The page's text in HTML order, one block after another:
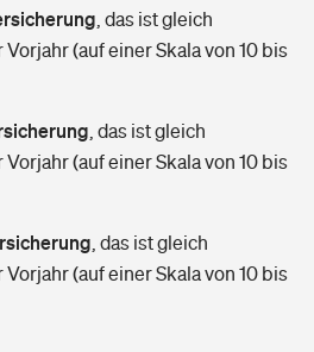
finden
Versicherer finden
das ist gleich
(auf einer Skala von 10 bis
das ist gleich
(auf einer Skala von 10 bis
das ist gleich
(auf einer Skala von 10 bis